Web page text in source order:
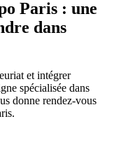
Paris : une
dans
et intégrer
spécialisée dans
donne rendez-vous